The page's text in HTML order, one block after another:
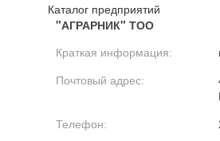
Каталог предприятий
"АГРАРНИК" ТОО
Краткая информация:
Почтовый адрес:
Телефон: